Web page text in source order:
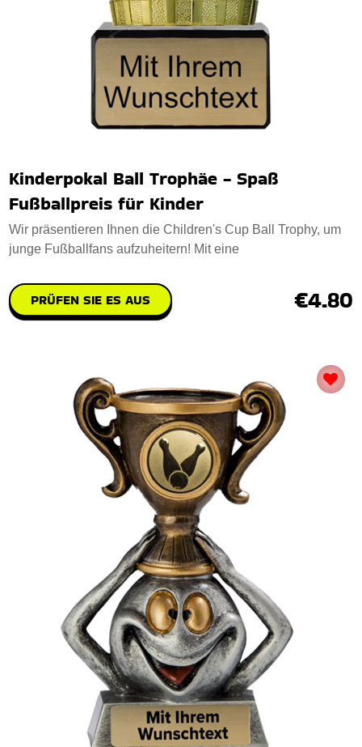
Kinderpokal Ball Trophäe - Spaß
Fußballpreis für Kinder
Wir präsentieren Ihnen die Children's Cup Ball Trophy, um
junge Fußballfans aufzuheitern! Mit eine
PRÜFEN SIE ES AUS €4.80